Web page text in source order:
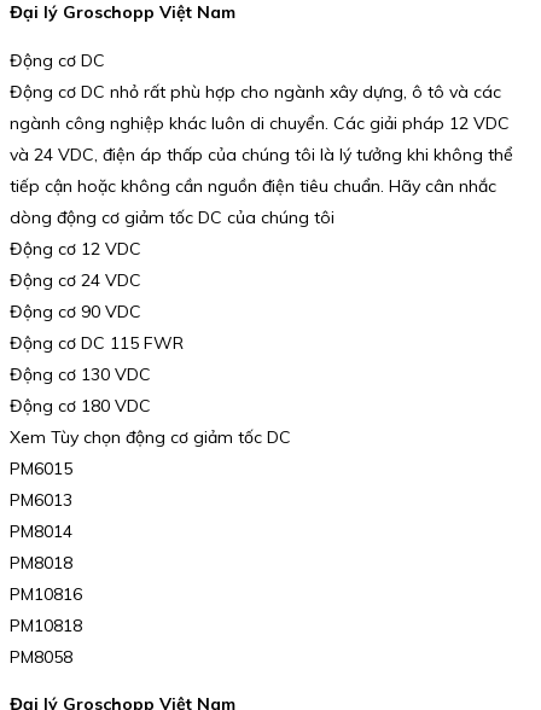
Đại lý Groschopp Việt Nam
Động cơ DC
Động cơ DC nhỏ rất phù hợp cho ngành xây dựng, ô tô và các
ngành công nghiệp khác luôn di chuyển. Các giải pháp 12 VDC
và 24 VDC, điện áp thấp của chúng tôi là lý tưởng khi không thể
tiếp cận hoặc không cần nguồn điện tiêu chuẩn. Hãy cân nhắc
dòng động cơ giảm tốc DC của chúng tôi
Động cơ 12 VDC
Động cơ 24 VDC
Động cơ 90 VDC
Động cơ DC 115 FWR
Động cơ 130 VDC
Động cơ 180 VDC
Xem Tùy chọn động cơ giảm tốc DC
PM6015
PM6013
PM8014
PM8018
PM10816
PM10818
PM8058
Đại lý Groschopp Việt Nam